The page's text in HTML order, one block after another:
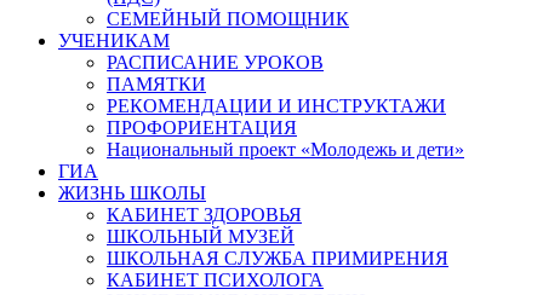
СЕМЕЙНЫЙ ПОМОЩНИК
УЧЕНИКАМ
РАСПИСАНИЕ УРОКОВ
ПАМЯТКИ
РЕКОМЕНДАЦИИ И ИНСТРУКТАЖИ
ПРОФОРИЕНТАЦИЯ
Национальный проект «Молодежь и дети»
ГИА
ЖИЗНЬ ШКОЛЫ
КАБИНЕТ ЗДОРОВЬЯ
ШКОЛЬНЫЙ МУЗЕЙ
ШКОЛЬНАЯ СЛУЖБА ПРИМИРЕНИЯ
КАБИНЕТ ПСИХОЛОГА